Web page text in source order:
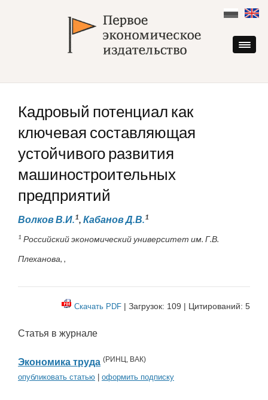
content
Кадровый потенциал как
ключевая составляющая
устойчивого развития
машиностроительных
предприятий
Волков В.И.1, Кабанов Д.В.1
1 Российский экономический университет им. Г.В.
Плеханова, ,
Скачать PDF | Загрузок: 109 | Цитирований: 5
Статья в журнале
Экономика труда (РИНЦ, ВАК)
опубликовать статью оформить подписку